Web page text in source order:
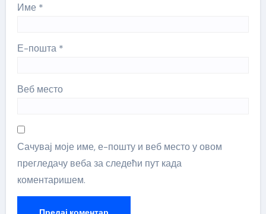
Име *
Е-пошта *
Веб место
Сачувај моје име, е-пошту и веб место у овом
прегледачу веба за следећи пут када
коментаришем.